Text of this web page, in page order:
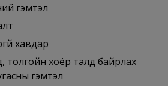
гэмтэл
хавдар
толгойн хоёр талд байрлах
гэмтэл